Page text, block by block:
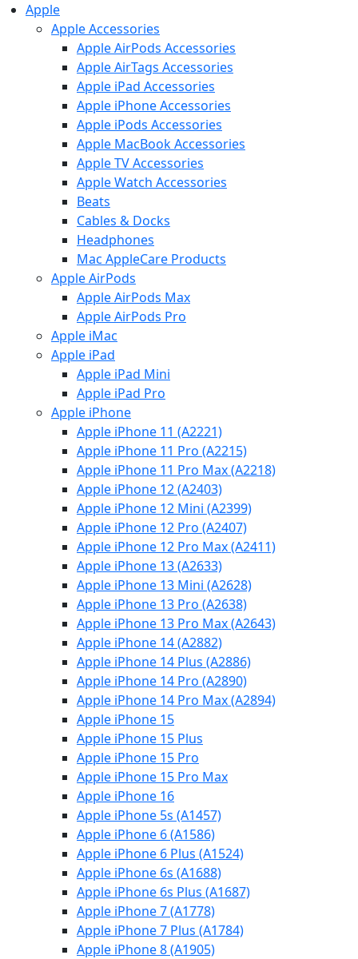
Apple
Apple Accessories
Apple AirPods Accessories
Apple AirTags Accessories
Apple iPad Accessories
Apple iPhone Accessories
Apple iPods Accessories
Apple MacBook Accessories
Apple TV Accessories
Apple Watch Accessories
Beats
Cables & Docks
Headphones
Mac AppleCare Products
Apple AirPods
Apple AirPods Max
Apple AirPods Pro
Apple iMac
Apple iPad
Apple iPad Mini
Apple iPad Pro
Apple iPhone
Apple iPhone 11 (A2221)
Apple iPhone 11 Pro (A2215)
Apple iPhone 11 Pro Max (A2218)
Apple iPhone 12 (A2403)
Apple iPhone 12 Mini (A2399)
Apple iPhone 12 Pro (A2407)
Apple iPhone 12 Pro Max (A2411)
Apple iPhone 13 (A2633)
Apple iPhone 13 Mini (A2628)
Apple iPhone 13 Pro (A2638)
Apple iPhone 13 Pro Max (A2643)
Apple iPhone 14 (A2882)
Apple iPhone 14 Plus (A2886)
Apple iPhone 14 Pro (A2890)
Apple iPhone 14 Pro Max (A2894)
Apple iPhone 15
Apple iPhone 15 Plus
Apple iPhone 15 Pro
Apple iPhone 15 Pro Max
Apple iPhone 16
Apple iPhone 5s (A1457)
Apple iPhone 6 (A1586)
Apple iPhone 6 Plus (A1524)
Apple iPhone 6s (A1688)
Apple iPhone 6s Plus (A1687)
Apple iPhone 7 (A1778)
Apple iPhone 7 Plus (A1784)
Apple iPhone 8 (A1905)